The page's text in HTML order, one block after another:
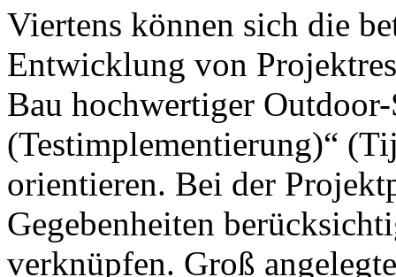
Viertens können sich die
Entwicklung von
Bau hochwertiger
(Testimplementierung)“
orientieren. Bei der
Gegebenheiten
verknüpfen. Groß